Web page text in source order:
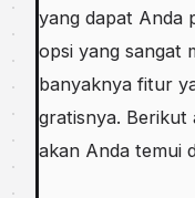
yang dapat Anda
opsi yang sangat
banyaknya fitur
gratisnya. Berikut
akan Anda temui